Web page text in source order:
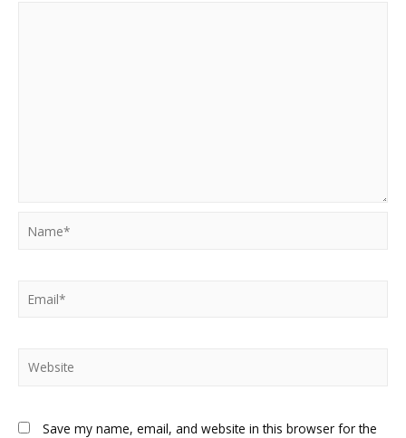
Save my name, email, and website in this browser for the